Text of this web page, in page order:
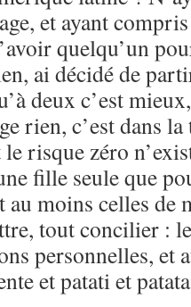
et ayant
quelqu’un
ai décidé de
deux c’est
rien, c’est dans la
risque zéro
fille seule que
moins celles de
tout concilier :
personnelles, et
et patati et